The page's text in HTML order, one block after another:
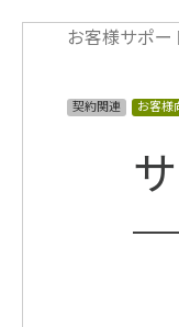
お客様サポー
契約関連 お客様